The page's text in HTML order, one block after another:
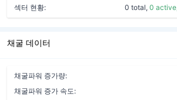
섹터 현황:
0 total, 0
채굴 데이터
채굴파워 증가량:
채굴파워 증가 속도: